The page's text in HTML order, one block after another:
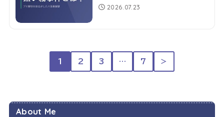
2026.07.23
1 2 3 … 7 ＞
About Me